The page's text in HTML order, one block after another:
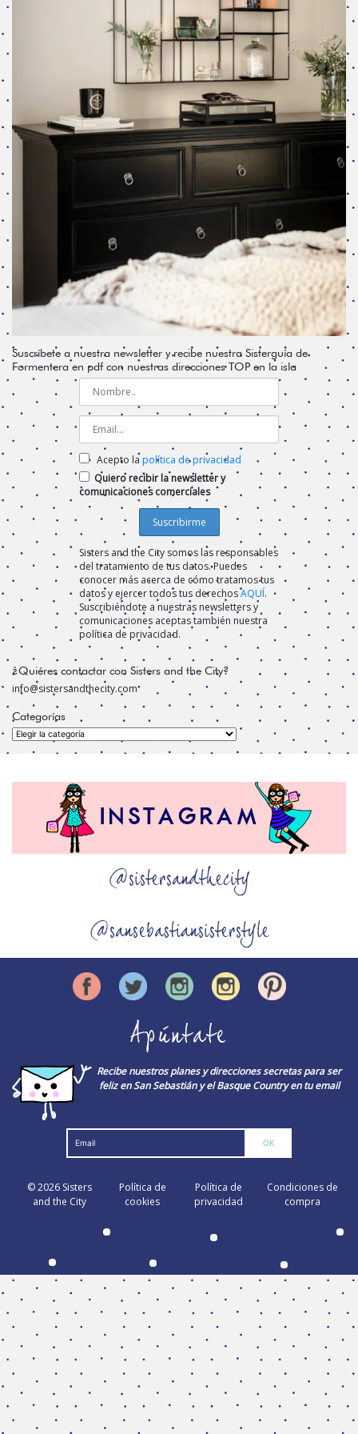
Suscríbete a nuestra newsletter y recibe nuestra Sisterguía de
Formentera en pdf con nuestras direcciones TOP en la isla
Acepto la política de privacidad
Quiero recibir la newsletter y
comunicaciones comerciales
Sisters and the City somos las responsables
del tratamiento de tus datos. Puedes
conocer más acerca de cómo tratamos tus
datos y ejercer todos tus derechosAQUÍ.
Suscribiéndote a nuestras newsletters y
comunicaciones aceptas también nuestra
política de privacidad.
¿Quiéres contactar con Sisters and the City?
info@sistersandthecity.com
Categorías
Categorías
@sistersandthecity
@sansebastiansisterstyle
Apúntate
Recibe nuestros planes y direcciones secretas para ser
feliz en San Sebastián y el Basque Country en tu email
© 2026 Sisters
and the City
Política de
cookies
Política de
privacidad
Condiciones de
compra